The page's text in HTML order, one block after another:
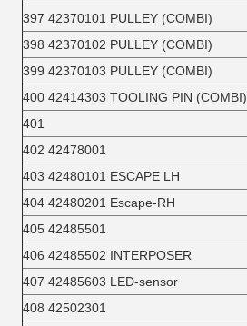
397 42370101 PULLEY (COMBI)
398 42370102 PULLEY (COMBI)
399 42370103 PULLEY (COMBI)
400 42414303 TOOLING PIN (COMBI)
401
402 42478001
403 42480101 ESCAPE LH
404 42480201 Escape-RH
405 42485501
406 42485502 INTERPOSER
407 42485603 LED-sensor
408 42502301